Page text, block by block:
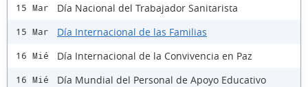
15 Mar Día Nacional del Trabajador Sanitarista
15 Mar Día Internacional de las Familias
16 Mié Día Internacional de la Convivencia en Paz
16 Mié Día Mundial del Personal de Apoyo Educativo